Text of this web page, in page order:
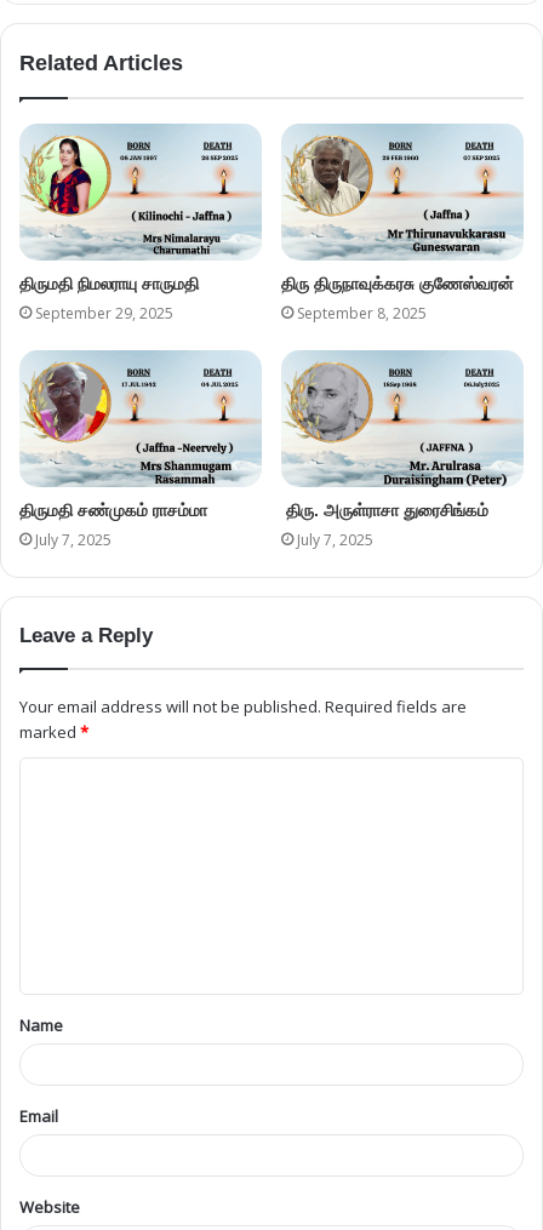
Related Articles
திருமதி நிமலராயு சாருமதி
September 29, 2025
திரு திருநாவுக்கரசு குணேஸ்வரன்
September 8, 2025
திருமதி சண்முகம் ராசம்மா
July 7, 2025
திரு. அருள்ராசா துரைசிங்கம்
July 7, 2025
Leave a Reply
Your email address will not be published. Required fields are
marked *
Name
Email
Website